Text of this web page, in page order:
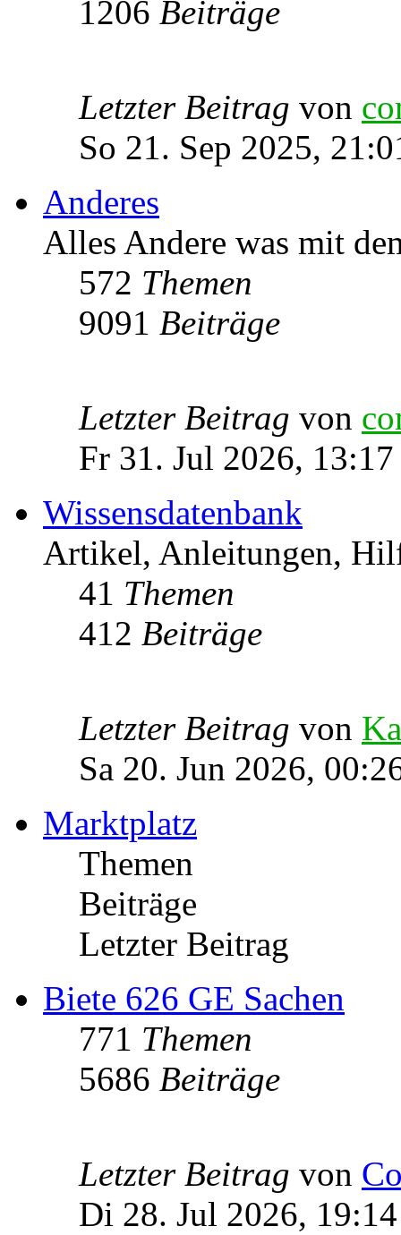
1206 Beiträge
Letzter Beitrag von
So 21. Sep 2025,
Anderes
Alles Andere was mit
572 Themen
9091 Beiträge
Letzter Beitrag von
Fr 31. Jul 2026, 13:17
Wissensdatenbank
Artikel, Anleitungen,
41 Themen
412 Beiträge
Letzter Beitrag von
Sa 20. Jun 2026,
Marktplatz
Themen
Beiträge
Letzter Beitrag
Biete 626 GE Sachen
771 Themen
5686 Beiträge
Letzter Beitrag von
Di 28. Jul 2026, 19:14